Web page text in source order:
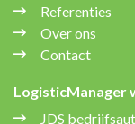
Referenties
Over ons
Contact
LogisticManager
JDS